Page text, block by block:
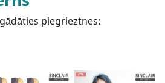
piegrieztnes: